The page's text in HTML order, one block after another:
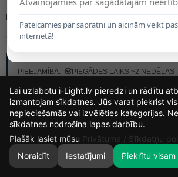
0
MODELIS:
159.90€
PIEEJAMĪBA:
PIEGĀDES LAIKS ~2 NEDĒĻAS
Pateicamies par sapratni un aicinām veikt
internetā!
14
DIENAS
28
MIN.
25
SEK.
Lai uzlabotu i-Light.lv pieredzi un rādītu
izmantojam sīkdatnes. Jūs varat piekrist
nepieciešamās vai izvēlēties kategorijas.
sīkdatnes nodrošina lapas darbību.
Plašāk lasiet mūsu Privātuma / Sīkdatņu
Noraidīt
Iestatījumi Piekrītu visam